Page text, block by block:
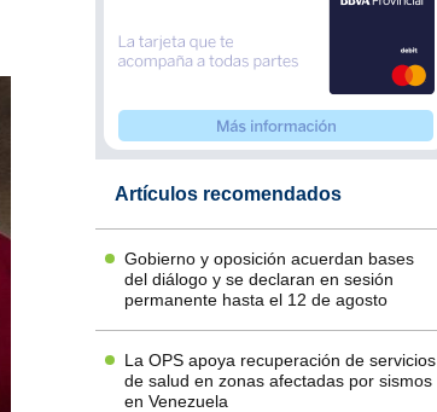
Artículos recomendados
Gobierno y oposición acuerdan bases
del diálogo y se declaran en sesión
permanente hasta el 12 de agosto
La OPS apoya recuperación de servicios
de salud en zonas afectadas por sismos
en Venezuela